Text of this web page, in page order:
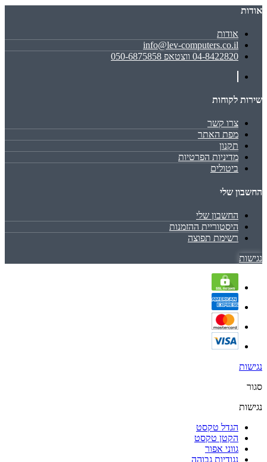
אודות
אודות
info@lev-computers.co.il
04-8422820 ווצטאפ 050-6875858
שירות לקוחות
צרו קשר
מפת האתר
תקנון
מדיניות הפרטיות
ביטולים
החשבון שלי
החשבון שלי
היסטוריית ההזמנות
רשימת תפוצה
נגישות
נגישות
סגור
נגישות
הגדל טקסט
הקטן טקסט
גווני אפור
נגודיות גבוהה